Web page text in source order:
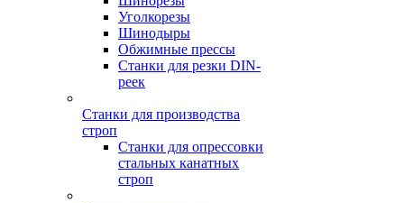
Уголкорезы
Шинодыры
Обжимные прессы
Станки для резки DIN-
реек
Станки для производства
строп
Станки для опрессовки
стальных канатных
строп